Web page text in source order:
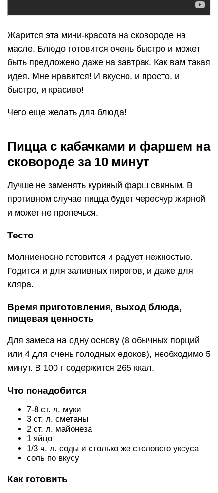
Жарится эта мини-красота на сковороде на
масле. Блюдо готовится очень быстро и может
быть предложено даже на завтрак. Как вам такая
идея. Мне нравится! И вкусно, и просто, и
быстро, и красиво!
Чего еще желать для блюда!
Пицца с кабачками и фаршем на
сковороде за 10 минут
Лучше не заменять куриный фарш свиным. В
противном случае пицца будет чересчур жирной
и может не пропечься.
Тесто
Молниеносно готовится и радует нежностью.
Годится и для заливных пирогов, и даже для
кляра.
Время приготовления, выход блюда,
пищевая ценность
Для замеса на одну основу (8 обычных порций
или 4 для очень голодных едоков), необходимо 5
минут. В 100 г содержится 265 ккал.
Что понадобится
7-8 ст. л. муки
3 ст. л. сметаны
2 ст. л. майонеза
1 яйцо
1/3 ч. л. соды и столько же столового уксуса
соль по вкусу
Как готовить